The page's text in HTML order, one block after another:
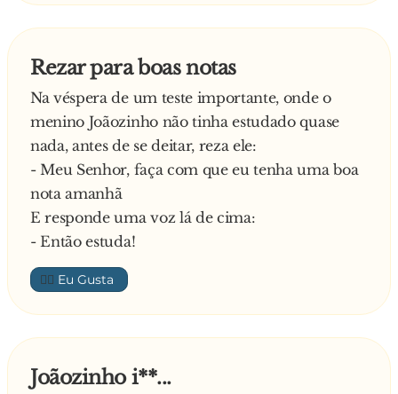
Rezar para boas notas
Na véspera de um teste importante, onde o
menino Joãozinho não tinha estudado quase
nada, antes de se deitar, reza ele:
- Meu Senhor, faça com que eu tenha uma boa
nota amanhã
E responde uma voz lá de cima:
- Então estuda!
👍🏼
Joãozinho i**...